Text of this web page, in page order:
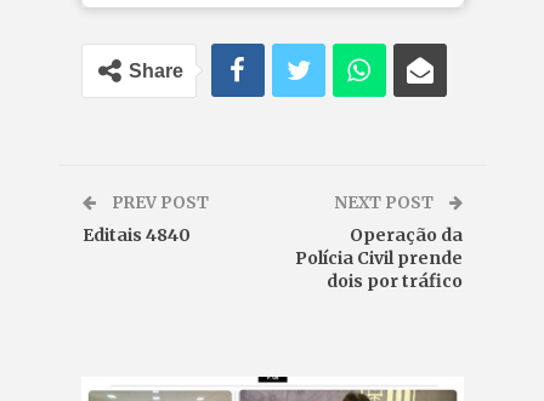
Share
PREV POST
Editais 4840
NEXT POST
Operação da
Polícia Civil prende
dois por tráfico